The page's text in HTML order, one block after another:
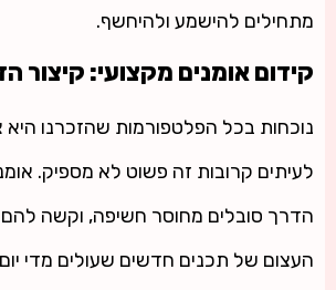
מתחילים להישמע ולהיחשף.
קידום אומנים מקצועי: קיצור
נוכחות בכל הפלטפורמות שהזכרנו
לעיתים קרובות זה פשוט לא מספיק.
הדרך סובלים מחוסר חשיפה, וקשה להם
העצום של תכנים חדשים שעולים מדי